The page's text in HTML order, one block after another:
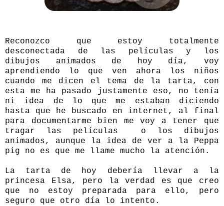
Reconozco que estoy totalmente
desconectada de las películas y los
dibujos animados de hoy día, voy
aprendiendo lo que ven ahora los niños
cuando me dicen el tema de la tarta, con
esta me ha pasado justamente eso, no tenía
ni idea de lo que me estaban diciendo
hasta que he buscado en internet, al final
para documentarme bien me voy a tener que
tragar las películas o los dibujos
animados, aunque la idea de ver a la Peppa
pig no es que me llame mucho la atención.
La tarta de hoy debería llevar a la
princesa Elsa, pero la verdad es que creo
que no estoy preparada para ello, pero
seguro que otro día lo intento.